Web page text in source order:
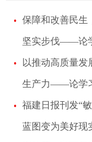
保障和改善民生
坚实步伐——论
以推动高质量
生产力——论学
福建日报刊发“
蓝图变为美好现